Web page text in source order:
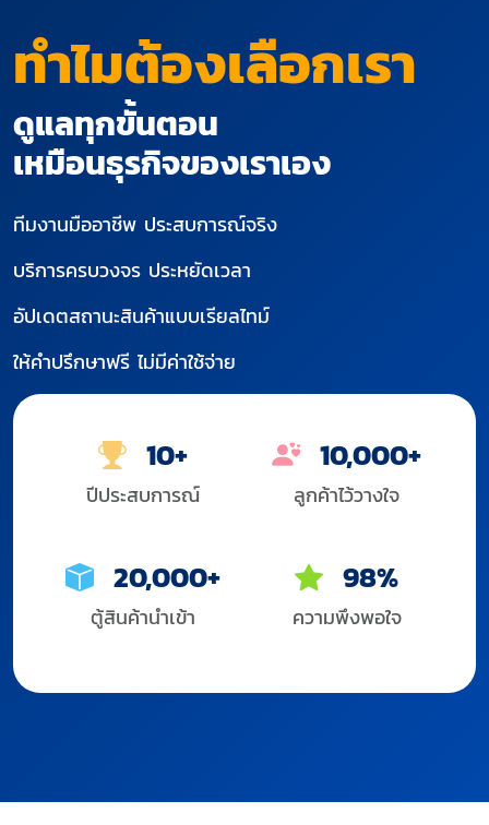
ทำไมต้องเลือกเรา
ดูแลทุกขั้นตอน
เหมือนธุรกิจของเราเอง
ทีมงานมืออาชีพ ประสบการณ์จริง
บริการครบวงจร ประหยัดเวลา
อัปเดตสถานะสินค้าแบบเรียลไทม์
ให้คำปรึกษาฟรี ไม่มีค่าใช้จ่าย
10+
ปีประสบการณ์
10,000+
ลูกค้าไว้วางใจ
20,000+
ตู้สินค้านำเข้า
98%
ความพึงพอใจ